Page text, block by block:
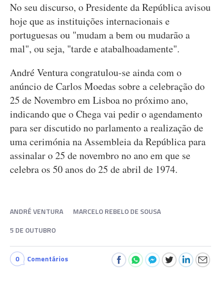
No seu discurso, o Presidente da República avisou
hoje que as instituições internacionais e
portuguesas ou "mudam a bem ou mudarão a
mal", ou seja, "tarde e atabalhoadamente".
André Ventura congratulou-se ainda com o
anúncio de Carlos Moedas sobre a celebração do
25 de Novembro em Lisboa no próximo ano,
indicando que o Chega vai pedir o agendamento
para ser discutido no parlamento a realização de
uma cerimónia na Assembleia da República para
assinalar o 25 de novembro no ano em que se
celebra os 50 anos do 25 de abril de 1974.
ANDRÉ VENTURA
MARCELO REBELO DE SOUSA
5 DE OUTUBRO
0 Comentários